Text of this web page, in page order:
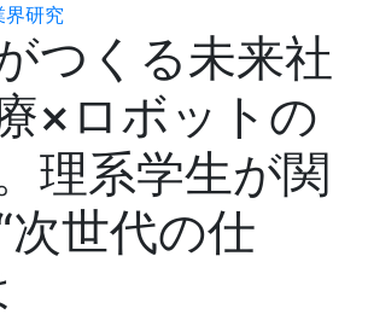
界研究
つくる未来社
×ロボットの
理系学生が関
次世代の仕